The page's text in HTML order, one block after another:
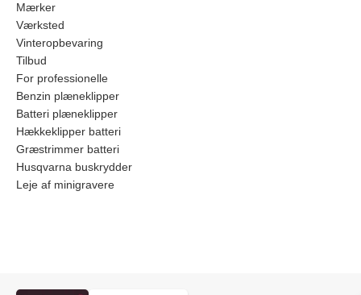
Mærker
Værksted
Vinteropbevaring
Tilbud
For professionelle
Benzin plæneklipper
Batteri plæneklipper
Hækkeklipper batteri
Græstrimmer batteri
Husqvarna buskrydder
Leje af minigravere